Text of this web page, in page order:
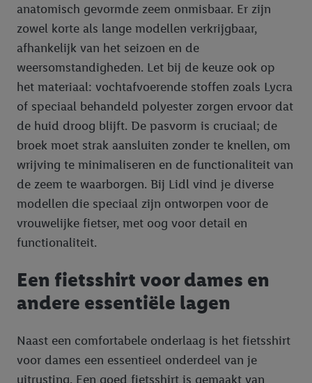
anatomisch gevormde zeem onmisbaar. Er zijn
zowel korte als lange modellen verkrijgbaar,
afhankelijk van het seizoen en de
weersomstandigheden. Let bij de keuze ook op
het materiaal: vochtafvoerende stoffen zoals Lycra
of speciaal behandeld polyester zorgen ervoor dat
de huid droog blijft. De pasvorm is cruciaal; de
broek moet strak aansluiten zonder te knellen, om
wrijving te minimaliseren en de functionaliteit van
de zeem te waarborgen. Bij Lidl vind je diverse
modellen die speciaal zijn ontworpen voor de
vrouwelijke fietser, met oog voor detail en
functionaliteit.
Een fietsshirt voor dames en
andere essentiële lagen
Naast een comfortabele onderlaag is het fietsshirt
voor dames een essentieel onderdeel van je
uitrusting. Een goed fietsshirt is gemaakt van
identificatiegegevens waarover Criteo SA beschikt en die aan u
toegewezen werden.
Als u hiermee akkoord gaat, kunnen advertenties in het kader
van retargeting, d.w.z. advertenties voor producten waarin u
interesse hebt getoond (bijvoorbeeld door het product in de
webshop aan uw winkelmandje toe te voegen, maar het niet te
kopen), ook op verschillende apparaten en verschillende Lidl-
diensten worden weergegeven als er met behulp van uw
gehashte e-mailadres en eventuele andere
identificatiegegevens/identificatiegegevens waarover Criteo
SA beschikt, meerdere eindapparaten of Lidl-diensten aan u
kunnen worden toegewezen.
Onder “Aanpassen” kunt u individuele doeleinden toestaan en
meer informatie vinden over de gegevensverwerking.
Door op “weigeren” te klikken, kunt u alleen het gebruik van de
klikken, stemt u in met alle verwerkingen voor alle
bovengenoemde doeleinden. Meer informatie, waaronder de
bewaartermijn van de gegevens en uw recht om uw
trekken, vindt u in onzeprivacyverklaring.Je vindt het
impressum hier.